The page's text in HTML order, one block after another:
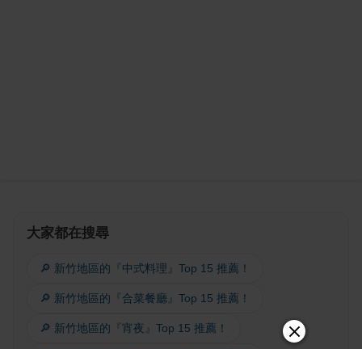
大家都在搜尋
🔎 新竹地區的『中式料理』Top 15 推薦！
🔎 新竹地區的『合菜餐廳』Top 15 推薦！
🔎 新竹地區的『宵夜』Top 15 推薦！